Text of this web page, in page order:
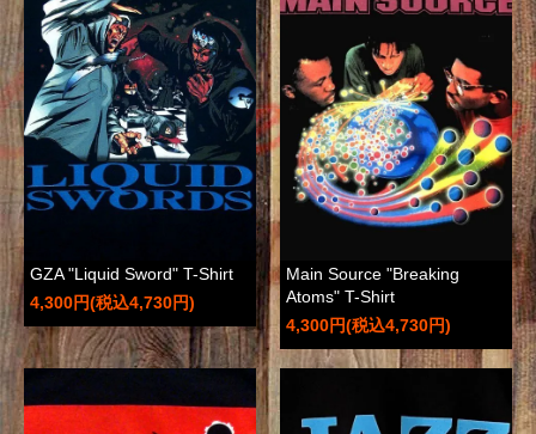
GZA "Liquid Sword" T-Shirt
4,300円(税込4,730円)
Main Source "Breaking
Atoms" T-Shirt
4,300円(税込4,730円)